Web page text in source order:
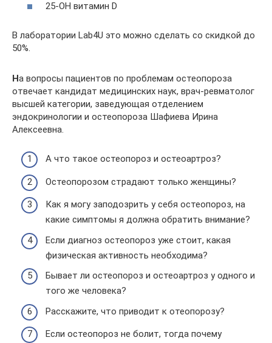
25-OH витамин D
В лаборатории Lab4U это можно сделать со скидкой до
50%.
На вопросы пациентов по проблемам остеопороза
отвечает кандидат медицинских наук, врач-ревматолог
высшей категории, заведующая отделением
эндокринологии и остеопороза Шафиева Ирина
Алексеевна.
А что такое остеопороз и остеоартроз?
Остеопорозом страдают только женщины?
Как я могу заподозрить у себя остеопороз, на
какие симптомы я должна обратить внимание?
Если диагноз остеопороз уже стоит, какая
физическая активность необходима?
Бывает ли остеопороз и остеоартроз у одного и
того же человека?
Расскажите, что приводит к отеопорозу?
Если остеопороз не болит, тогда почему